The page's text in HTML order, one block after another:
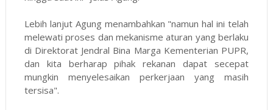
Lebih lanjut Agung menambahkan "namun hal ini telah
melewati proses dan mekanisme aturan yang berlaku
di Direktorat Jendral Bina Marga Kementerian PUPR,
dan kita berharap pihak rekanan dapat secepat
mungkin menyelesaikan perkerjaan yang masih
tersisa".